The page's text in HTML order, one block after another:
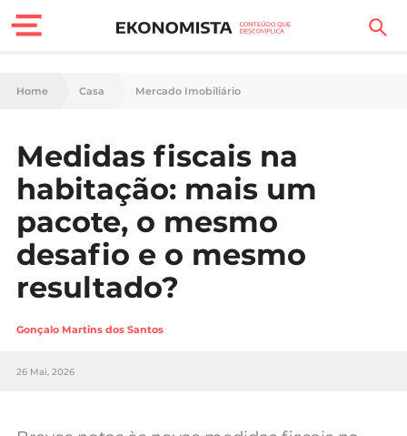
Finanças Pessoais
Carreira
Casa
Lifestyle
Sociedade
Tecnologia
Home Casa Mercado Imobiliário
Medidas fiscais na
habitação: mais um
pacote, o mesmo
desafio e o mesmo
resultado?
Gonçalo Martins dos Santos
26 Mai, 2026